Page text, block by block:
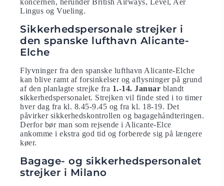
koncernen, herunder British Airways, Level, Aer
Lingus og Vueling.
Sikkerhedspersonale strejker i
den spanske lufthavn Alicante-
Elche
Flyvninger fra den spanske lufthavn Alicante-Elche
kan blive ramt af forsinkelser og aflysninger på grund
af den planlagte strejke fra 1.-14. Januar blandt
sikkerhedspersonalet. Strejken vil finde sted i to timer
hver dag fra kl. 8.45-9.45 og fra kl. 18-19. Det
påvirker sikkerhedskontrollen og bagagehåndteringen.
Derfor bør man som rejsende i Alicante-Elce
ankomme i ekstra god tid og forberede sig på længere
køer.
Bagage- og sikkerhedspersonalet
strejker i Milano